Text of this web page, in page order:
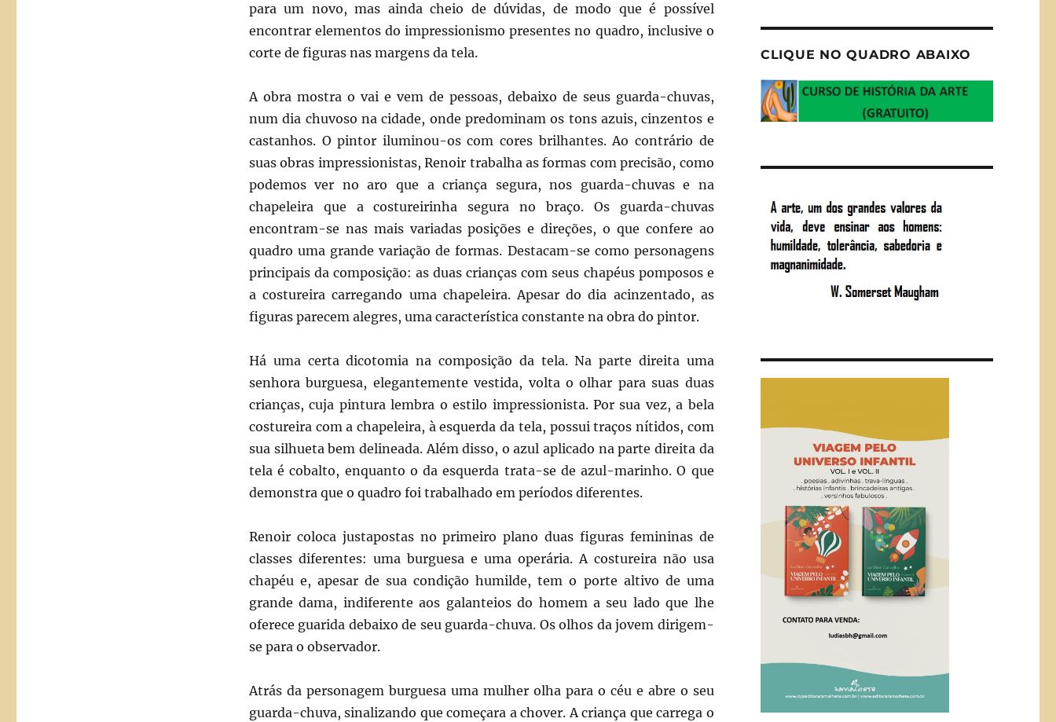
para um novo, mas ainda cheio de dúvidas, de modo que é possível
encontrar elementos do impressionismo presentes no quadro, inclusive o
corte de figuras nas margens da tela.
A obra mostra o vai e vem de pessoas, debaixo de seus guarda-chuvas,
num dia chuvoso na cidade, onde predominam os tons azuis, cinzentos e
castanhos. O pintor iluminou-os com cores brilhantes. Ao contrário de
suas obras impressionistas, Renoir trabalha as formas com precisão, como
podemos ver no aro que a criança segura, nos guarda-chuvas e na
chapeleira que a costureirinha segura no braço. Os guarda-chuvas
encontram-se nas mais variadas posições e direções, o que confere ao
quadro uma grande variação de formas. Destacam-se como personagens
principais da composição: as duas crianças com seus chapéus pomposos e
a costureira carregando uma chapeleira. Apesar do dia acinzentado, as
figuras parecem alegres, uma característica constante na obra do pintor.
Há uma certa dicotomia na composição da tela. Na parte direita uma
senhora burguesa, elegantemente vestida, volta o olhar para suas duas
crianças, cuja pintura lembra o estilo impressionista. Por sua vez, a bela
costureira com a chapeleira, à esquerda da tela, possui traços nítidos, com
sua silhueta bem delineada. Além disso, o azul aplicado na parte direita da
tela é cobalto, enquanto o da esquerda trata-se de azul-marinho. O que
demonstra que o quadro foi trabalhado em períodos diferentes.
Renoir coloca justapostas no primeiro plano duas figuras femininas de
classes diferentes: uma burguesa e uma operária. A costureira não usa
chapéu e, apesar de sua condição humilde, tem o porte altivo de uma
grande dama, indiferente aos galanteios do homem a seu lado que lhe
oferece guarida debaixo de seu guarda-chuva. Os olhos da jovem dirigem-
se para o observador.
Atrás da personagem burguesa uma mulher olha para o céu e abre o seu
guarda-chuva, sinalizando que começara a chover. A criança que carrega o
CLIQUE NO QUADRO ABAIXO